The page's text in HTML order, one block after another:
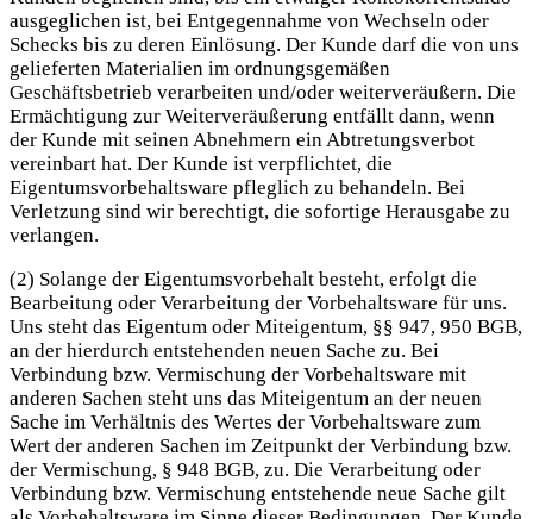
ausgeglichen ist, bei Entgegennahme von Wechseln oder
Schecks bis zu deren Einlösung. Der Kunde darf die von uns
gelieferten Materialien im ordnungsgemäßen
Geschäftsbetrieb verarbeiten und/oder weiterveräußern. Die
Ermächtigung zur Weiterveräußerung entfällt dann, wenn
der Kunde mit seinen Abnehmern ein Abtretungsverbot
vereinbart hat. Der Kunde ist verpflichtet, die
Eigentumsvorbehaltsware pfleglich zu behandeln. Bei
Verletzung sind wir berechtigt, die sofortige Herausgabe zu
verlangen.
(2) Solange der Eigentumsvorbehalt besteht, erfolgt die
Bearbeitung oder Verarbeitung der Vorbehaltsware für uns.
Uns steht das Eigentum oder Miteigentum, §§ 947, 950 BGB,
an der hierdurch entstehenden neuen Sache zu. Bei
Verbindung bzw. Vermischung der Vorbehaltsware mit
anderen Sachen steht uns das Miteigentum an der neuen
Sache im Verhältnis des Wertes der Vorbehaltsware zum
Wert der anderen Sachen im Zeitpunkt der Verbindung bzw.
der Vermischung, § 948 BGB, zu. Die Verarbeitung oder
Verbindung bzw. Vermischung entstehende neue Sache gilt